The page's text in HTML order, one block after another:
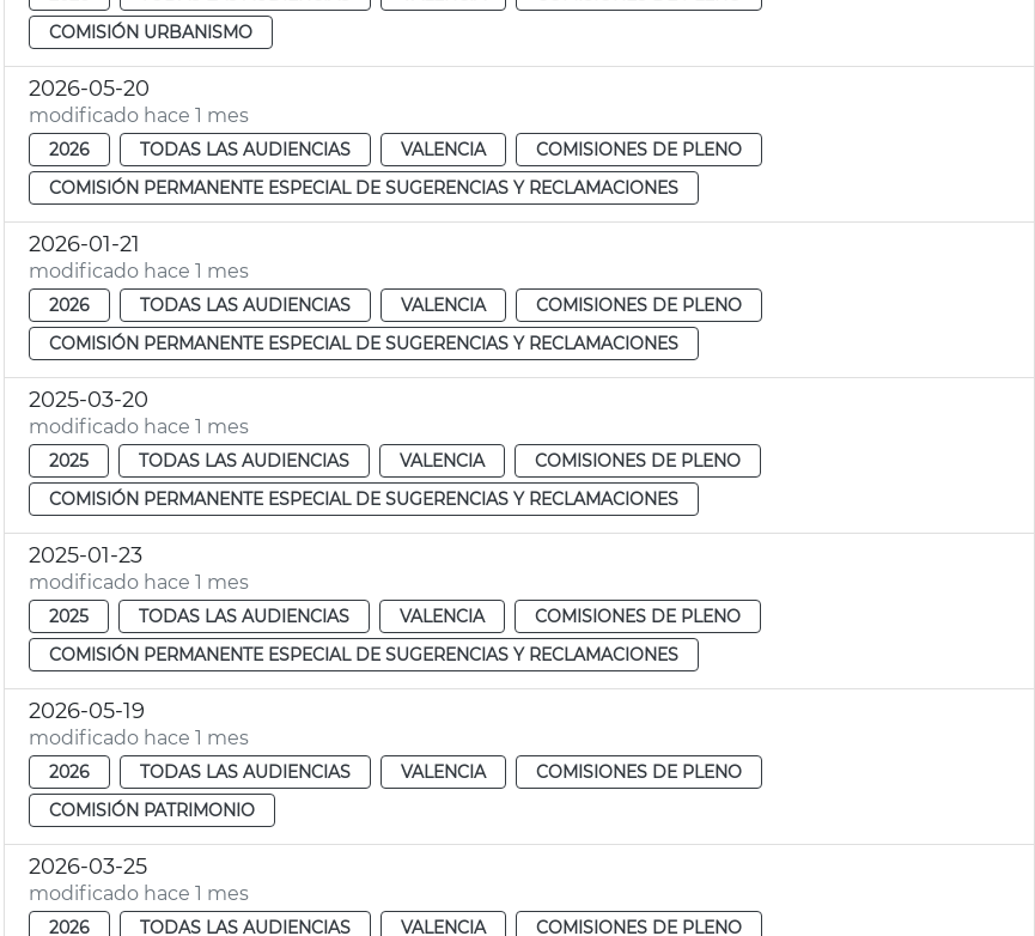
COMISIÓN URBANISMO
2026-05-20
modificado hace 1 mes
2026 TODAS LAS AUDIENCIAS VALENCIA
COMISIONES DE PLENO
COMISIÓN PERMANENTE ESPECIAL DE SUGERENCIAS Y RECLAMACIONES
2026-01-21
modificado hace 1 mes
2026 TODAS LAS AUDIENCIAS VALENCIA
COMISIONES DE PLENO
COMISIÓN PERMANENTE ESPECIAL DE SUGERENCIAS Y RECLAMACIONES
2025-03-20
modificado hace 1 mes
2025 TODAS LAS AUDIENCIAS VALENCIA
COMISIONES DE PLENO
COMISIÓN PERMANENTE ESPECIAL DE SUGERENCIAS Y RECLAMACIONES
2025-01-23
modificado hace 1 mes
2025 TODAS LAS AUDIENCIAS VALENCIA
COMISIONES DE PLENO
COMISIÓN PERMANENTE ESPECIAL DE SUGERENCIAS Y RECLAMACIONES
2026-05-19
modificado hace 1 mes
2026 TODAS LAS AUDIENCIAS VALENCIA
COMISIONES DE PLENO
COMISIÓN PATRIMONIO
2026-03-25
modificado hace 1 mes
2026 TODAS LAS AUDIENCIAS VALENCIA
COMISIONES DE PLENO